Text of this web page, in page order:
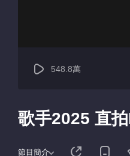
548.8萬
歌手2025 直
節目簡介